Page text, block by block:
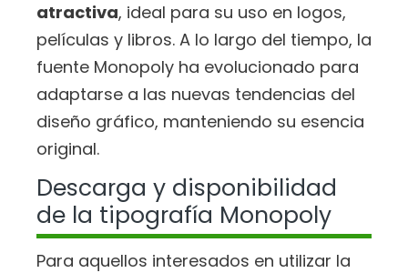
atractiva, ideal para su uso en logos,
películas y libros. A lo largo del tiempo, la
fuente Monopoly ha evolucionado para
adaptarse a las nuevas tendencias del
diseño gráfico, manteniendo su esencia
original.
Descarga y disponibilidad
de la tipografía Monopoly
Para aquellos interesados en utilizar la